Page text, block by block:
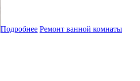
Подробнее Ремонт ванной комнаты